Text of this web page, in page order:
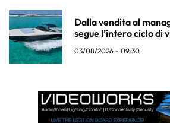
Dalla vendita al
segue l’intero ciclo di
03/08/2026 - 09:30